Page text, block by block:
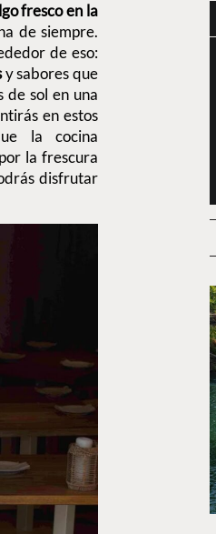
fresco en la
de siempre.
de eso:
y sabores que
de sol en una
en estos
la cocina
por la frescura
disfrutar